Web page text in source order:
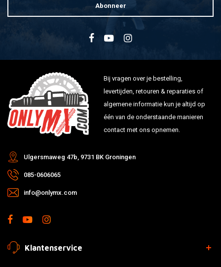
Abonneer
Bij vragen over je bestelling,
levertijden, retouren & reparaties of
algemene informatie kun je altijd op
één van de onderstaande manieren
contact met ons opnemen.
Ulgersmaweg 47b, 9731 BK Groningen
085-0606065
info@onlymx.com
Klantenservice